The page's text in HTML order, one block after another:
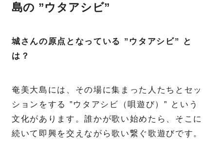
島の ”ウタアシビ”
城さんの原点となっている ”ウタアシビ”
と
は？
奄美大島には、その場に集まった人たちとセッ
ションをする ”ウタアシビ（唄遊び）”
という
文化があります。誰かが歌い始めたら、そこに
続いて即興を交えながら歌い繋ぐ歌遊びです。